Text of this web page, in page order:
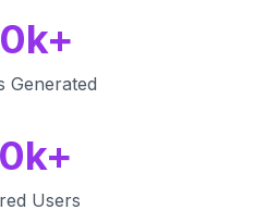
Generated
Users